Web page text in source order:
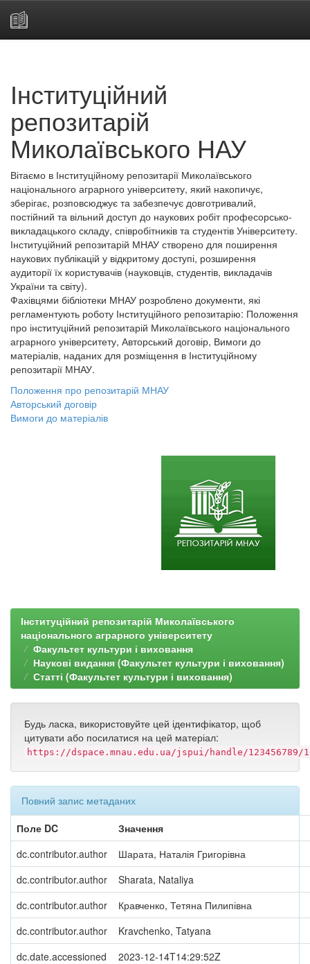
Інституційний
репозитарій
Миколаївського НАУ
Вітаємо в Інституційному репозитарії Миколаївського
національного аграрного університету, який накопичує,
зберігає, розповсюджує та забезпечує довготривалий,
постійний та вільний доступ до наукових робіт професорсько-
викладацького складу, співробітників та студентів Університету.
Інституційний репозитарій МНАУ створено для поширення
наукових публікацій у відкритому доступі, розширення
аудиторії їх користувачів (науковців, студентів, викладачів
України та світу).
Фахівцями бібліотеки МНАУ розроблено документи, які
регламентують роботу Інституційного репозитарію: Положення
про інституційний репозитарій Миколаївського національного
аграрного університету, Авторський договір, Вимоги до
матеріалів, наданих для розміщення в Інституційному
репозитарії МНАУ.
Положення про репозитарій МНАУ
Авторський договір
Вимоги до матеріалів
Інституційний репозитарій Миколаївського
національного аграрного університету
Факультет культури і виховання
Наукові видання (Факультет культури і виховання)
Статті (Факультет культури і виховання)
Будь ласка, використовуйте цей ідентифікатор, щоб
цитувати або посилатися на цей матеріал:
https://dspace.mnau.edu.ua/jspui/handle/123456789/
Повний запис метаданих
Поле DC
Значення
dc.contributor.author
Шарата, Наталія Григорівна
dc.contributor.author
Sharata, Nataliya
dc.contributor.author
Кравченко, Тетяна Пилипівна
dc.contributor.author
Kravchenko, Tatyana
dc.date.accessioned
2023-12-14T14:29:52Z